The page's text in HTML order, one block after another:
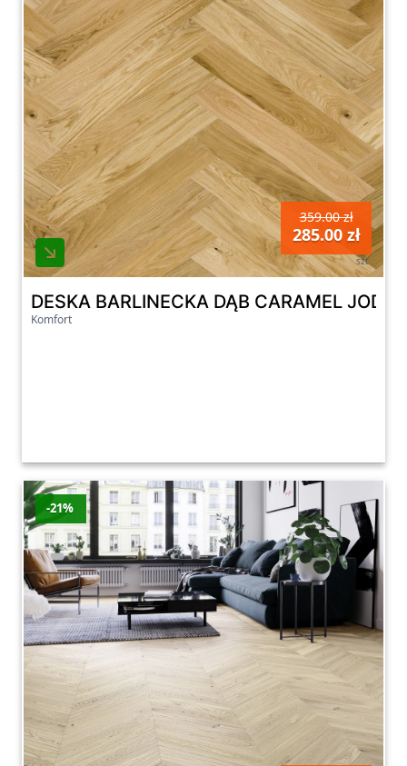
359.00 zł
285.00 zł
szt
DESKA BARLINECKA DĄB CARAMEL
Komfort
-21%